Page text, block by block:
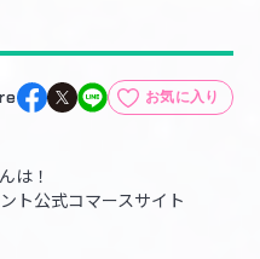
メモ
バンダイナムコID Link設定
お気に入り
は！
ト公式コマースサイト